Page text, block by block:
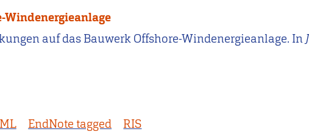
Windenergieanlage
auf das Bauwerk Offshore-Windenergieanlage. In
EndNote tagged RIS